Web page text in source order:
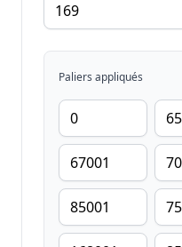
Paliers appliqués